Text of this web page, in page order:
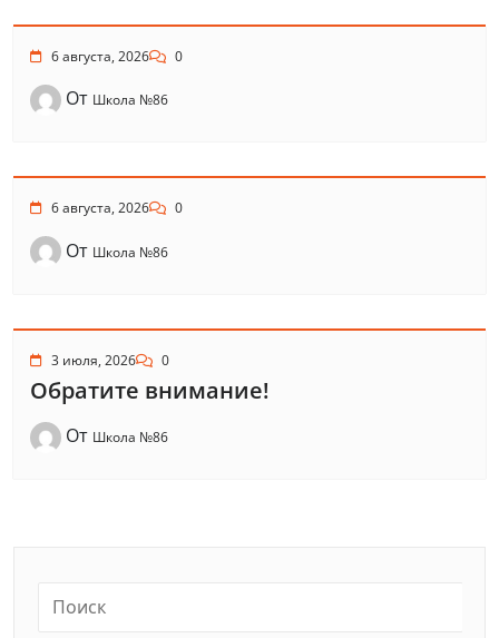
6 августа, 2026 0
От Школа №86
6 августа, 2026 0
От Школа №86
3 июля, 2026 0
Обратите внимание!
От Школа №86